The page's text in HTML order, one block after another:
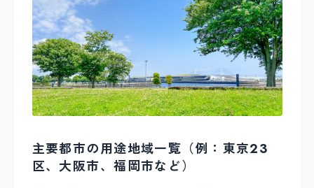
主要都市の用途地域一覧（例：東京23
区、大阪市、福岡市など）